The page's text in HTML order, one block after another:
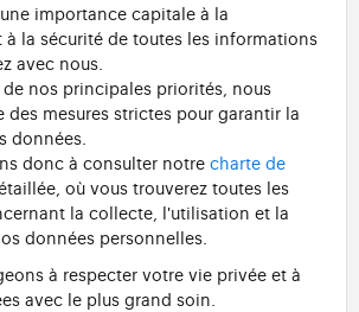
importance capitale à la
la sécurité de toutes les informations
avec nous.
nos principales priorités, nous
des mesures strictes pour garantir la
données.
donc à consulter notre charte de
où vous trouverez toutes les
la collecte, l'utilisation et la
données personnelles.
à respecter votre vie privée et à
avec le plus grand soin.